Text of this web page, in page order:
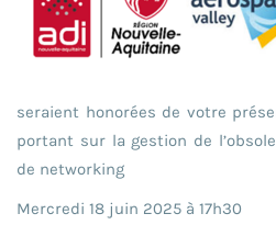
seraient honorées de votre
portant sur la gestion de
de networking
Mercredi 18 juin 2025 à 17h30